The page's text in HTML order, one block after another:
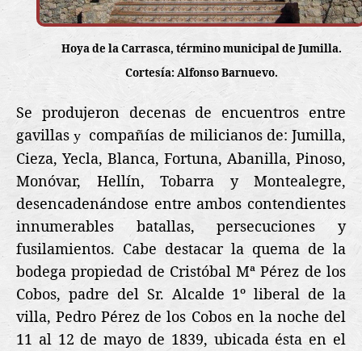
Hoya de la Carrasca, término municipal de Jumilla.
Cortesía: Alfonso Barnuevo.
Se produjeron decenas de encuentros entre
gavillasy compañías de milicianos de: Jumilla,
Cieza, Yecla, Blanca, Fortuna, Abanilla, Pinoso,
Monóvar, Hellín, Tobarra y Montealegre,
desencadenándose entre ambos contendientes
innumerables batallas, persecuciones y
fusilamientos. Cabe destacar la quema de la
bodega propiedad de Cristóbal Mª Pérez de los
Cobos, padre del Sr. Alcalde 1º liberal de la
villa, Pedro Pérez de los Cobos en la noche del
11 al 12 de mayo de 1839, ubicada ésta en el